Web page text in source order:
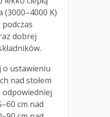
(3000–4000 K)
dobrej
o ustawieniu
nad stołem
odpowiedniej
cm nad